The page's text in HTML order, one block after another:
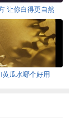
让你白得更自然
黄瓜水哪个好用